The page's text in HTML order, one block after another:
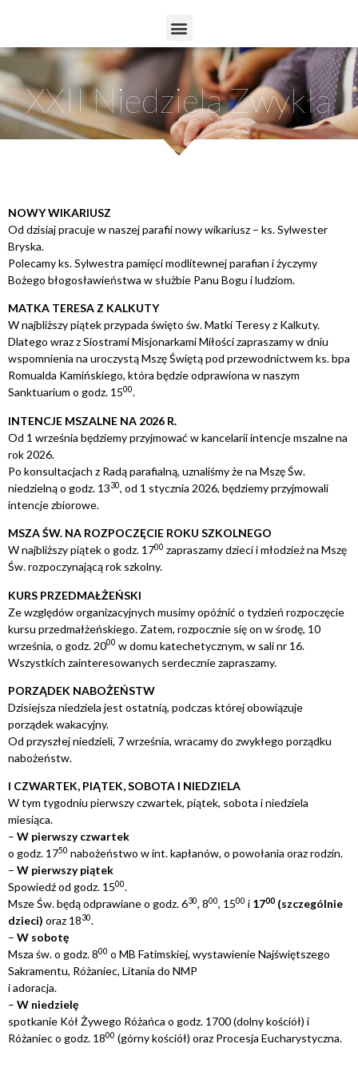
XXII Niedziela Zwykła
NOWY WIKARIUSZ
Od dzisiaj pracuje w naszej parafii nowy wikariusz – ks. Sylwester
Bryska.
Polecamy ks. Sylwestra pamięci modlitewnej parafian i życzymy
Bożego błogosławieństwa w służbie Panu Bogu i ludziom.
MATKA TERESA Z KALKUTY
W najbliższy piątek przypada święto św. Matki Teresy z Kalkuty.
Dlatego wraz z Siostrami Misjonarkami Miłości zapraszamy w dniu
wspomnienia na uroczystą Mszę Świętą pod przewodnictwem ks. bpa
Romualda Kamińskiego, która będzie odprawiona w naszym
Sanktuarium o godz. 1500.
INTENCJE MSZALNE NA 2026 R.
Od 1 września będziemy przyjmować w kancelarii intencje mszalne na
rok 2026.
Po konsultacjach z Radą parafialną, uznaliśmy że na Mszę Św.
niedzielną o godz. 1330, od 1 stycznia 2026, będziemy przyjmowali
intencje zbiorowe.
MSZA ŚW. NA ROZPOCZĘCIE ROKU SZKOLNEGO
W najbliższy piątek o godz. 1700 zapraszamy dzieci i młodzież na Mszę
Św. rozpoczynającą rok szkolny.
KURS PRZEDMAŁŻEŃSKI
Ze względów organizacyjnych musimy opóźnić o tydzień rozpoczęcie
kursu przedmałżeńskiego. Zatem, rozpocznie się on w środę, 10
września, o godz. 2000 w domu katechetycznym, w sali nr 16.
Wszystkich zainteresowanych serdecznie zapraszamy.
PORZĄDEK NABOŻEŃSTW
Dzisiejsza niedziela jest ostatnią, podczas której obowiązuje
porządek wakacyjny.
Od przyszłej niedzieli, 7 września, wracamy do zwykłego porządku
nabożeństw.
I CZWARTEK, PIĄTEK, SOBOTA I NIEDZIELA
W tym tygodniu pierwszy czwartek, piątek, sobota i niedziela
miesiąca.
– W pierwszy czwartek
o godz. 1750 nabożeństwo w int. kapłanów, o powołania oraz rodzin.
– W pierwszy piątek
Spowiedź od godz. 1500.
Msze Św. będą odprawiane o godz. 630, 800, 1500 i 1700 (szczególnie
dzieci) oraz 1830.
– W sobotę
Msza św. o godz. 800 o MB Fatimskiej, wystawienie Najświętszego
Sakramentu, Różaniec, Litania do NMP
i adoracja.
– W niedzielę
spotkanie Kół Żywego Różańca o godz. 1700 (dolny kościół) i
Różaniec o godz. 1800 (górny kościół) oraz Procesja Eucharystyczna.